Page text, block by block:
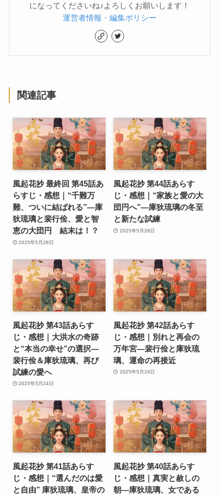
になってくださいね♪よろしくお願いします！
運営者情報・編集ポリシー
関連記事
風起花抄 最終回 第45話あ
らすじ・感想｜“千難万
難、ついに結ばれる”―庫
狄琉璃と裴行俭、愛と智
恵の大団円 結末は！？
2025年5月28日
風起花抄 第44話あらす
じ・感想｜“家族と愛の大
団円へ”―庫狄琉璃の冬至
と新たな試練
2025年5月28日
風起花抄 第43話あらす
じ・感想｜大洪水の奇跡
と“本当の幸せ”の選択―
裴行俭＆庫狄琉璃、再び
試練の愛へ
2025年5月24日
風起花抄 第42話あらす
じ・感想｜別れと再会の
万年宮―裴行俭と庫狄琉
璃、運命の再接近
2025年5月24日
風起花抄 第41話あらす
じ・感想｜“選んだのは愛
と自由” 庫狄琉璃、皇帝の
風起花抄 第40話あらす
じ・感想｜真実と赦しの
朝―庫狄琉璃、女である